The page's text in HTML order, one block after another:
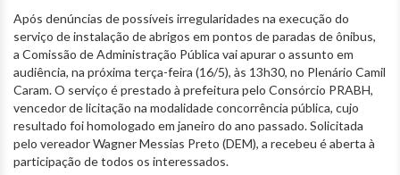
Após denúncias de possíveis irregularidades na execução do
serviço de instalação de abrigos em pontos de paradas de ônibus,
a Comissão de Administração Pública vai apurar o assunto em
audiência, na próxima terça-feira (16/5), às 13h30, no Plenário Camil
Caram. O serviço é prestado à prefeitura pelo Consórcio PRABH,
vencedor de licitação na modalidade concorrência pública, cujo
resultado foi homologado em janeiro do ano passado. Solicitada
pelo vereador Wagner Messias Preto (DEM), a recebeu é aberta à
participação de todos os interessados.